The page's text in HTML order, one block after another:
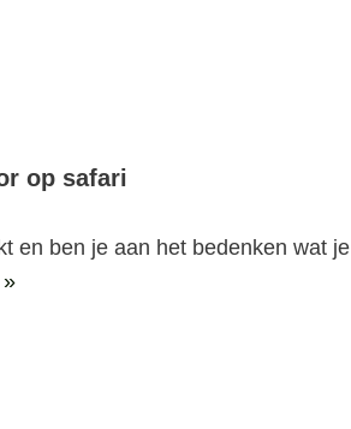
op safari
en ben je aan het bedenken wat je